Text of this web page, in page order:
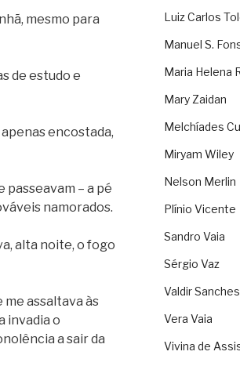
mesmo para
de estudo e
encostada,
passeavam – a pé
namorados.
alta noite, o fogo
assaltava às
invadia o
a sair da
Luiz Carlos
Manuel S.
Maria Helena
Mary Zaidan
Melchíades
Miryam Wiley
Nelson Merlin
Plínio Vicente
Sandro Vaia
Sérgio Vaz
Valdir Sanches
Vera Vaia
Vivina de